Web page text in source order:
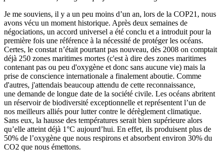
Je me souviens, il y a un peu moins d’un an, lors de la COP21, nous
avons vécu un moment historique. Après deux semaines de
négociations, un accord universel a été conclu et a introduit pour la
première fois une référence à la nécessité de protéger les océans.
Certes, le constat n’était pourtant pas nouveau, dès 2008 on comptait
déjà 250 zones maritimes mortes (c'est à dire des zones maritimes
contenant pas ou peu d'oxygène et donc sans aucune vie) mais la
prise de conscience internationale a finalement aboutie. Comme
d'autres, j'attendais beaucoup attendu de cette reconnaissance,
une demande de longue date de la société civile. Les océans abritent
un réservoir de biodiversité exceptionnelle et représentent l’un de
nos meilleurs alliés pour lutter contre le dérèglement climatique.
Sans eux, la hausse des températures serait bien supérieure alors
qu’elle atteint déjà 1°C aujourd’hui. En effet, ils produisent plus de
50% de l’oxygène que nous respirons et absorbent environ 30% du
CO2 que nous émettons.